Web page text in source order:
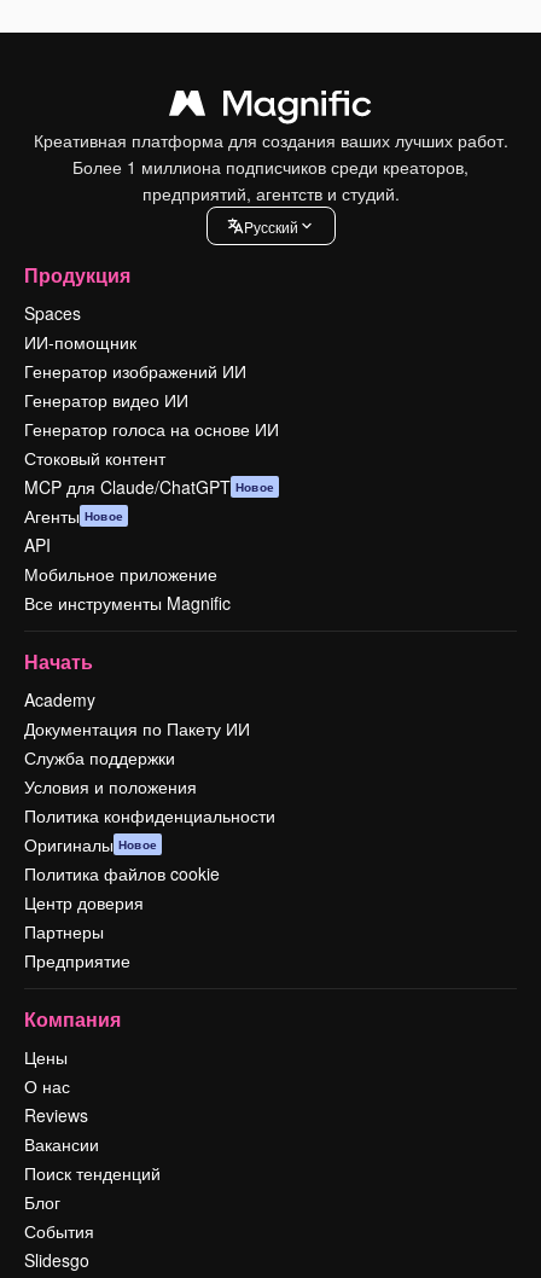
Креативная платформа для создания ваших лучших работ.
Более 1 миллиона подписчиков среди креаторов,
предприятий, агентств и студий.
Pусский
Продукция
Spaces
ИИ-помощник
Генератор изображений ИИ
Генератор видео ИИ
Генератор голоса на основе ИИ
Стоковый контент
MCP для Claude/ChatGPT Новое
Агенты Новое
API
Мобильное приложение
Все инструменты Magnific
Начать
Academy
Документация по Пакету ИИ
Служба поддержки
Условия и положения
Политика конфиденциальности
Оригиналы Новое
Политика файлов cookie
Центр доверия
Партнеры
Предприятие
Компания
Цены
О нас
Reviews
Вакансии
Поиск тенденций
Блог
События
Slidesgo